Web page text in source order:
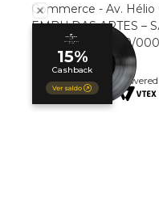
Commerce - Av. Hélio
EMBU DAS ARTES –
CNPJ: 00.952.789/